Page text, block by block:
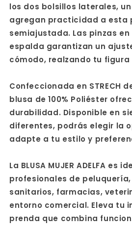
los dos bolsillos laterales,
agregan practicidad a esta
semiajustada. Las pinzas
espalda garantizan un
cómodo, realzando tu figura
Confeccionada en STRECH
blusa de 100% Poliéster
durabilidad. Disponible en
diferentes, podrás elegir la
adapte a tu estilo y
La BLUSA MUJER ADELFA es
profesionales de
sanitarios, farmacias,
entorno comercial. Eleva tu
prenda que combina